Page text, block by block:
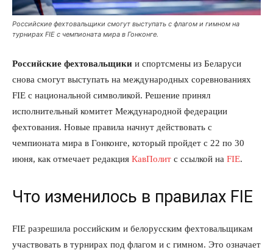
Российские фехтовальщики смогут выступать с флагом и гимном на
турнирах FIE с чемпионата мира в Гонконге.
Российские фехтовальщики и спортсмены из Беларуси
снова смогут выступать на международных соревнованиях
FIE с национальной символикой. Решение принял
исполнительный комитет Международной федерации
фехтования. Новые правила начнут действовать с
чемпионата мира в Гонконге, который пройдет с 22 по 30
июня, как отмечает редакция КавПолит с ссылкой на FIE.
Что изменилось в правилах FIE
FIE разрешила российским и белорусским фехтовальщикам
участвовать в турнирах под флагом и с гимном. Это означает